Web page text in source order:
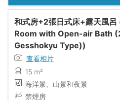
和式房+2張日式床+露天風
Room with Open-air Bath
Gesshokyu Type))
查看相片
15 m²
海洋景、山景和夜景
禁煙房